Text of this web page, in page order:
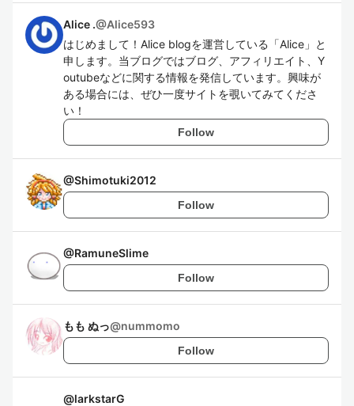
Alice .@Alice593
はじめまして！Alice blogを運営している「Alice」と
申します。当ブログではブログ、アフィリエイト、Y
outubeなどに関する情報を発信しています。興味が
ある場合には、ぜひ一度サイトを覗いてみてくださ
い！
Follow
@Shimotuki2012
Follow
@RamuneSlime
Follow
もも ぬっ@nummomo
Follow
@larkstarG